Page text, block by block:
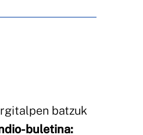
batzuk
buletina: